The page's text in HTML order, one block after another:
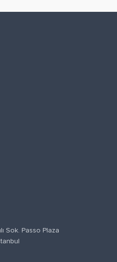
Sok. Passo Plaza